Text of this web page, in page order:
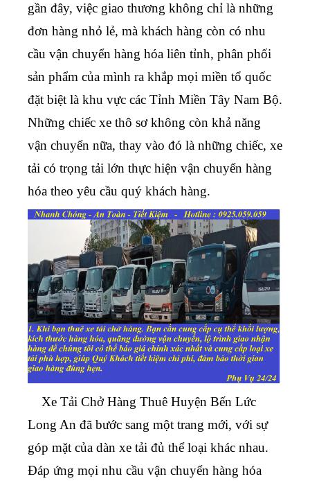
gần đây, việc giao thương không chỉ là những
đơn hàng nhỏ lẻ, mà khách hàng còn có nhu
cầu vận chuyển hàng hóa liên tỉnh, phân phối
sản phẩm của mình ra khắp mọi miền tổ quốc
đặt biệt là khu vực các Tỉnh Miền Tây Nam Bộ.
Những chiếc xe thô sơ không còn khả năng
vận chuyển nữa, thay vào đó là những chiếc, xe
tải có trọng tải lớn thực hiện vận chuyển hàng
hóa theo yêu cầu quý khách hàng.
Xe Tải Chở Hàng Thuê Huyện Bến Lức
Long An đã bước sang một trang mới, với sự
góp mặt của dàn xe tải đủ thể loại khác nhau.
Đáp ứng mọi nhu cầu vận chuyển hàng hóa